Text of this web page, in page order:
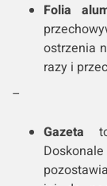
Folia
ostrzenia
razy i
–
Gazeta